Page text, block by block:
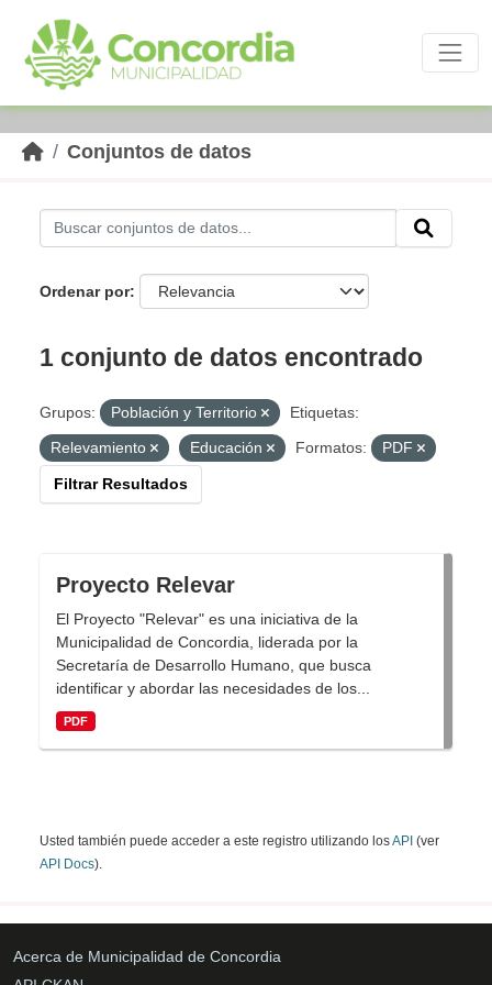
Conjuntos de datos
Ordenar por
1 conjunto de datos encontrado
Grupos: Población y Territorio
Etiquetas:
Relevamiento
Educación Formatos: PDF
Filtrar Resultados
Proyecto Relevar
El Proyecto "Relevar" es una iniciativa de la
Municipalidad de Concordia, liderada por la
Secretaría de Desarrollo Humano, que busca
identificar y abordar las necesidades de los...
PDF
Usted también puede acceder a este registro utilizando losAPI (ver
API Docs).
Acerca de Municipalidad de Concordia